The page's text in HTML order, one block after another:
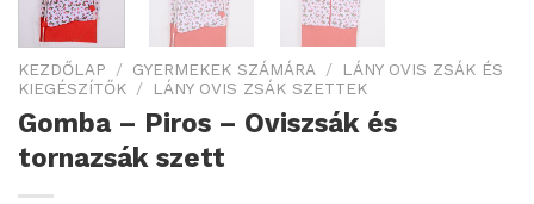
KEZDŐLAP / GYERMEKEK SZÁMÁRA /
LÁNY OVIS ZSÁK ÉS
KIEGÉSZÍTŐK / LÁNY OVIS ZSÁK SZETTEK
Gomba – Piros – Oviszsák és
tornazsák szett